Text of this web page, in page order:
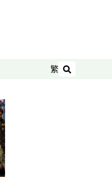
繁
搜索